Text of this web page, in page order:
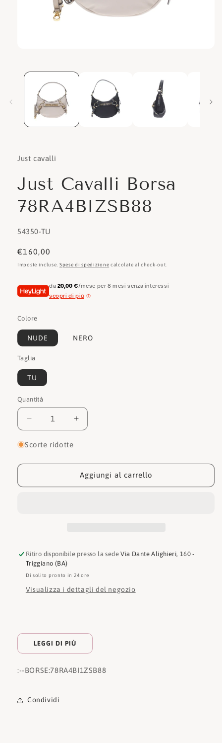
modale
Just cavalli
Just Cavalli Borsa
78RA4BIZSB88
SKU:
54350-TU
Prezzo
di
€160,00
Imposte incluse. Spese di spedizione calcolate al check-out.
da 20,00 €/mese per 8 mesi senza interessi
scopri di più
Colore
NUDE NERO
Taglia
TU
Quantità
Quantità
Diminuisci
quantità
per
Cavalli
78RA4BIZSB88
Aumenta
quantità
Cavalli
Borsa
78RA4BIZSB88
Scorte ridotte
Aggiungi al carrello
Ritiro disponibile presso la sedeVia Dante Alighieri, 160 -
Triggiano (BA)
Di solito pronto in 24 ore
Visualizza i dettagli del negozio
LEGGI DI PIÙ
:--BORSE:78RA4BI1ZSB88
Condividi